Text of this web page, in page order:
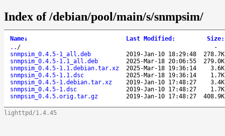
Index of /debian/pool/main/s/snmpsim/
Name↓ Last Modified : Size:
.. /
-
snmpsim_0.4.5-1_all.deb
2019-Jan-10 18:29:48
278.7K
snmpsim_0.4.5-1.1_all.deb
2025-Mar-18 20:06:55
279.0K
snmpsim_0.4.5-1.1.debian.tar.xz
2025-Mar-18 19:36:14
3.6K
snmpsim_0.4.5-1.1.dsc
2025-Mar-18 19:36:14
1.7K
snmpsim_0.4.5-1.debian.tar.xz
2019-Jan-10 17:48:27
3.4K
snmpsim_0.4.5-1.dsc
2019-Jan-10 17:48:27
1.7K
snmpsim_0.4.5.orig.tar.gz
2019-Jan-10 17:48:27 408.9K
lighttpd/1.4.45